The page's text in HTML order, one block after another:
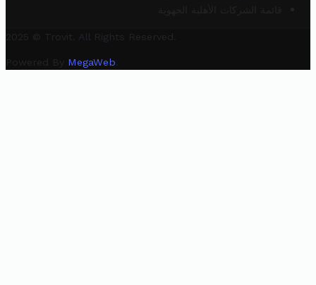
قائمة الشركات الأهلية الجهوية
2025 © Trovit. All Rights Reserved.
Powered By MegaWeb